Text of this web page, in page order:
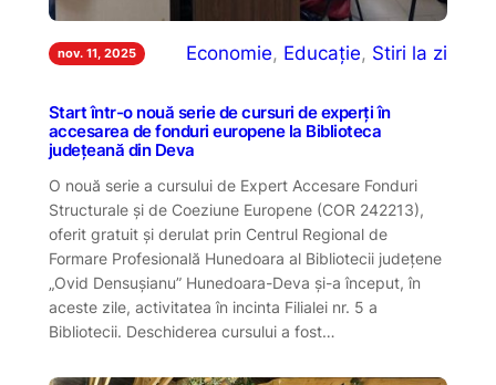
nov. 11, 2025 Economie, Educație, Stiri la zi
Start într-o nouă serie de cursuri de experți în
accesarea de fonduri europene la Biblioteca
județeană din Deva
O nouă serie a cursului de Expert Accesare Fonduri
Structurale și de Coeziune Europene (COR 242213),
oferit gratuit și derulat prin Centrul Regional de
Formare Profesională Hunedoara al Bibliotecii județene
„Ovid Densușianu” Hunedoara-Deva și-a început, în
aceste zile, activitatea în incinta Filialei nr. 5 a
Bibliotecii. Deschiderea cursului a fost…